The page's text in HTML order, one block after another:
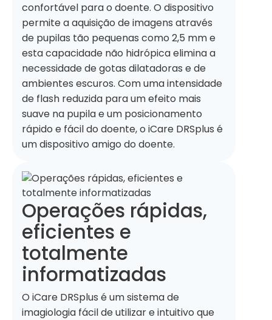
confortável para o doente. O dispositivo
permite a aquisição de imagens através
de pupilas tão pequenas como 2,5 mm e
esta capacidade não hidrópica elimina a
necessidade de gotas dilatadoras e de
ambientes escuros. Com uma intensidade
de flash reduzida para um efeito mais
suave na pupila e um posicionamento
rápido e fácil do doente, o iCare DRSplus é
um dispositivo amigo do doente.
Operações rápidas,
eficientes e
totalmente
informatizadas
O iCare DRSplus é um sistema de
imagiologia fácil de utilizar e intuitivo que